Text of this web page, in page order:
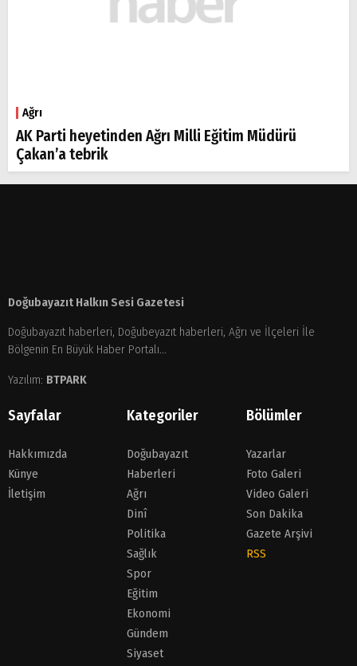
Ağrı
AK Parti heyetinden Ağrı Milli Eğitim Müdürü
Çakan’a tebrik
Doğubayazıt Halkın Sesi Gazetesi
Doğubayazıt haberleri, Doğubeyazıt haberleri, Ağrı ve İlçeleri İle
Bölgenin En Büyük Haber Portalı...
Yazılım: BTPARK
Sayfalar
Hakkımızda
Künye
İletişim
Kategoriler
Doğubayazıt
Haberleri
Ağrı
Dinî
Politika
Sağlık
Spor
Eğitim
Ekonomi
Gündem
Siyaset
Bölümler
Yazarlar
Foto Galeri
Video Galeri
Son Dakika
Gazete Arşivi
RSS